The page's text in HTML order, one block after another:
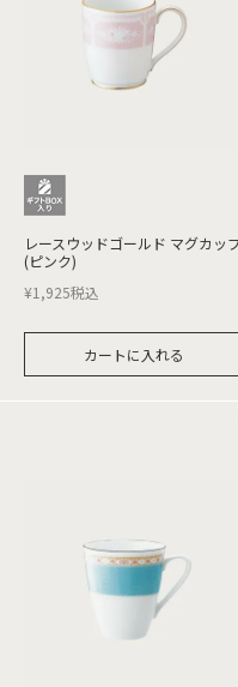
レースウッドゴールド マグカッ
(ピンク)
¥1,925税込
カートに入れる